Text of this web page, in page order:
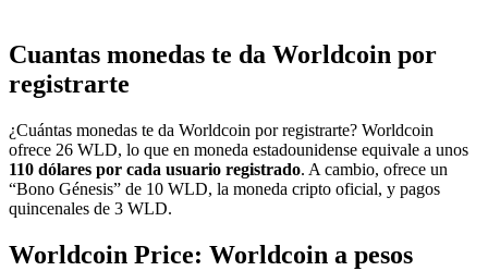
Cuantas monedas te da Worldcoin por
registrarte
¿Cuántas monedas te da Worldcoin por registrarte? Worldcoin
ofrece 26 WLD, lo que en moneda estadounidense equivale a unos
110 dólares por cada usuario registrado. A cambio, ofrece un
“Bono Génesis” de 10 WLD, la moneda cripto oficial, y pagos
quincenales de 3 WLD.
Worldcoin Price: Worldcoin a pesos